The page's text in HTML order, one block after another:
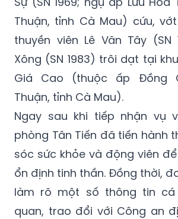
Thuận, tỉnh Cà Mau) cứu,
thuyền viên Lê Văn Tây (SN
Xông (SN 1983) trôi dạt tại
Giá Cao (thuộc ấp Đồng
Thuận, tỉnh Cà Mau).
Ngay sau khi tiếp nhận vụ
phòng Tân Tiến đã tiến hành
sóc sức khỏe và động viên
ổn định tinh thần. Đồng thời,
làm rõ một số thông tin cá
quan, trao đổi với Công an